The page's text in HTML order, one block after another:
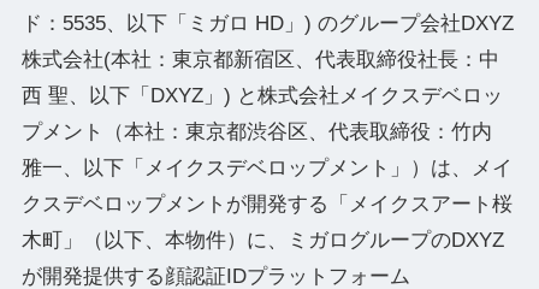
ド：5535、以下「ミガロ HD」) のグループ会社DXYZ
株式会社(本社：東京都新宿区、代表取締役社長：中
西 聖、以下「DXYZ」) と株式会社メイクスデベロッ
プメント（本社：東京都渋谷区、代表取締役：竹内
雅一、以下「メイクスデベロップメント」）は、メイ
クスデベロップメントが開発する「メイクスアート桜
木町」（以下、本物件）に、ミガログループのDXYZ
が開発提供する顔認証IDプラットフォーム